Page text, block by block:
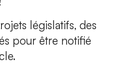
législatifs, des
pour être notifié